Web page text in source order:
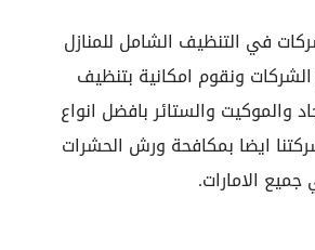
في التنظيف الشامل للمنازل
ونقوم امكانية بتنظيف
والموكيت والستائر بافضل انواع
ايضا بمكافحة ورش الحشرات
الامارات.